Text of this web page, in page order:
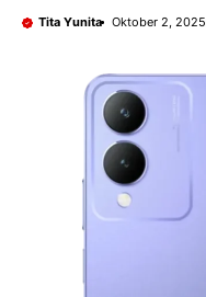
Tita Yunita Oktober 2, 2025